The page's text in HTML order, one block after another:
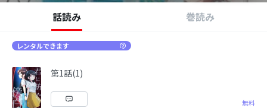
話読み 巻読み
レンタルできます
第1話(1)
無料